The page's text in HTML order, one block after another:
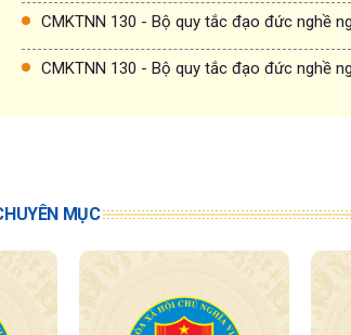
CMKTNN 130 - Bộ quy tắc đạo đức nghề
CMKTNN 130 - Bộ quy tắc đạo đức nghề
MỤC